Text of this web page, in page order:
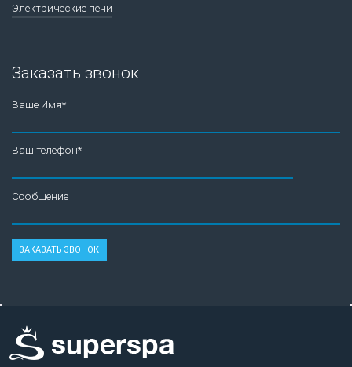
Электрические печи
Заказать звонок
Ваше Имя*
Ваш телефон*
Сообщение